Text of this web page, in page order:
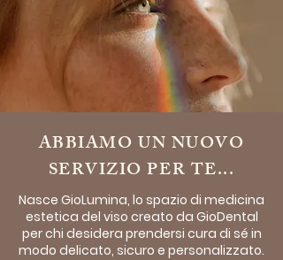
ABBIAMO UN NUOVO
SERVIZIO PER TE...
Nasce GioLumina, lo spazio di medicina
estetica del viso creato da GioDental
per chi desidera prendersi cura di sé in
modo delicato, sicuro e personalizzato.